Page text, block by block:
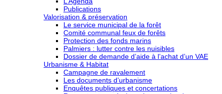
Publications
Valorisation & préservation
Le service municipal de la forêt
Comité communal feux de forêts
Protection des fonds marins
Palmiers : lutter contre les nuisibles
Dossier de demande d’aide à l’achat d’un VAE
Urbanisme & Habitat
Campagne de ravalement
Les documents d’urbanisme
Enquêtes publiques et concertations